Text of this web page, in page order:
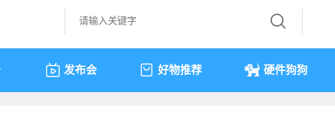
发布会 好物推荐 硬件狗狗